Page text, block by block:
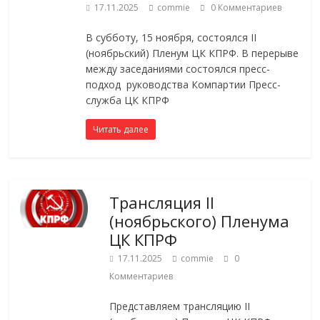
17.11.2025 commie 0 Комментариев
В субботу, 15 ноября, состоялся II
(ноябрьский) Пленум ЦК КПРФ. В перерыве
между заседаниями состоялся пресс-
подход руководства Компартии Пресс-
служба ЦК КПРФ
Читать далее
Трансляция II
(ноябрьского) Пленума
ЦК КПРФ
17.11.2025 commie
0
Комментариев
Представляем трансляцию II